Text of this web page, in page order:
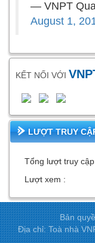
— VNPT
August 1,
KẾT NỐI VỚI
LƯỢT TRUY
Tổng lượt truy
Lượt xem :
Bản
Địa chỉ: Toà nhà